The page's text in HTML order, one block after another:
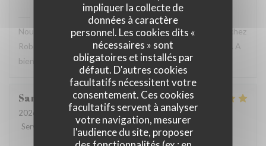
impliquer la collecte de
données à caractère
personnel. Les cookies dits «
nécessaires » sont
obligatoires et installés par
défaut. D'autres cookies
facultatifs nécessitent votre
consentement. Ces cookies
facultatifs servent à analyser
votre navigation, mesurer
l'audience du site, proposer
Robert et Louisea répondu à cet avis
Nous sommes ravis que vous ayez passé un bon moment chez
Robert et Louise, Et vous remercions pour votre message. A
bientôt ?
Sam
2026-07-17
- 17:45 - Couverts 2
Service
Ambiance : 5/5 Cuisine: 5/5 Qualité / Prix